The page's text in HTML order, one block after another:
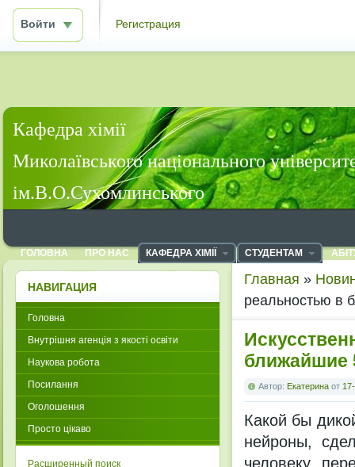
Войти Регистрация
Кафедра хімії
Миколаївського національного
ім.В.О.Сухомлинського
ГОЛОВНА ПРО НАС КАФЕДРА ХІМІЇ СТУДЕНТАМ
Главная »
реальностью в
ближайшие
Автор: Екатерина от
Какой бы
нейроны,
человеку
НАВИГАЦИЯ
Головна
Внутрішня агенція з якості освіти
Наукова робота
Посилання
Оголошення
Просто цікаво
Расширенный поиск